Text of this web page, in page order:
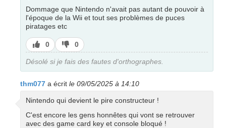
Dommage que Nintendo n'avait pas autant de pouvoir à
l'époque de la Wii et tout ses problèmes de puces
piratages etc
J’aime
0
J’aime
pas
0
Désolé si je fais des fautes d'orthographes.
thm077 a écrit le 09/05/2025 à 14:10
Nintendo qui devient le pire constructeur !
C'est encore les gens honnêtes qui vont se retrouver
avec des game card key et console bloqué !